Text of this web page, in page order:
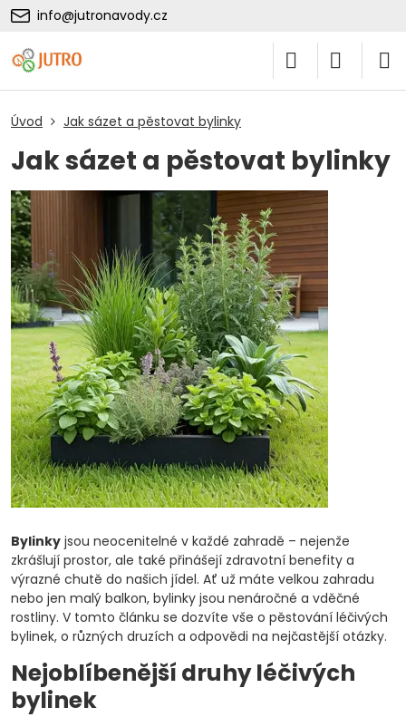
info@jutronavody.cz
Úvod Jak sázet a pěstovat bylinky
Jak sázet a pěstovat bylinky
Bylinky jsou neocenitelné v každé zahradě – nejenže
zkrášlují prostor, ale také přinášejí zdravotní benefity a
výrazné chutě do našich jídel. Ať už máte velkou zahradu
nebo jen malý balkon, bylinky jsou nenáročné a vděčné
rostliny. V tomto článku se dozvíte vše o pěstování léčivých
bylinek, o různých druzích a odpovědi na nejčastější otázky.
Nejoblíbenější druhy léčivých
bylinek